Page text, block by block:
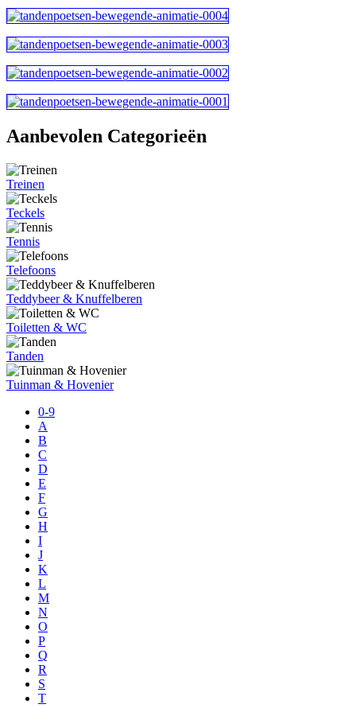
Aanbevolen Categorieën
Treinen
Teckels
Tennis
Telefoons
Teddybeer & Knuffelberen
Toiletten & WC
Tanden
Tuinman & Hovenier
0-9
A
B
C
D
E
F
G
H
I
J
K
L
M
N
O
P
Q
R
S
T